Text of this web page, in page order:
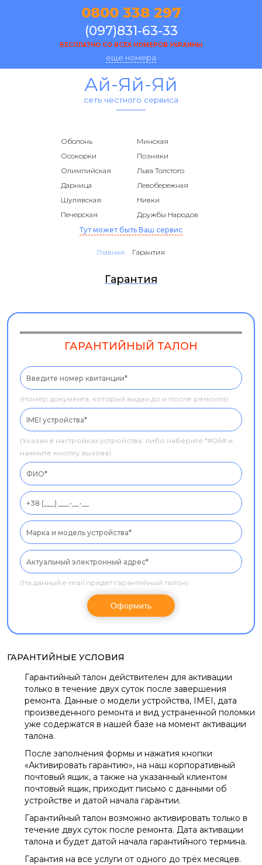
0800 338 297
(097)831-63-33
БЕСПЛАТНО СО ВСЕХ НОМЕРОВ УКРАИНЫ
еще номера
Ай-Яй-Яй
сеть честного сервиса
Оболонь
Минская
Осокорки
Позняки
Олимпийская
Льва Толстого
Дарница
Левобережная
Шулявская
Нивки
Печерская
Дружбы Народов
Тут может быть Ваш сервис
Главная Гарантия
Гарантия
ГАРАНТИЙНЫЙ ТАЛОН
(Номер документа, который выдан до и после ремонта)
(Указан в настройках устройства, либо наберите *#06# и
нажмите кнопку вызова)
(На данный e-mail придет гарантийный талон)
ГАРАНТИЙНЫЕ УСЛОВИЯ
Гарантийный талон действителен для активации
только в течение двух суток после завершения
ремонта. Данные о модели устройства, IMEI, дата
произведенного ремонта и вид устраненной поломки
уже содержатся в нашей базе на момент активации
талона.
После заполнения формы и нажатия кнопки
«Активировать гарантию», на наш корпоративный
почтовый ящик, а также на указанный клиентом
почтовый ящик, приходит письмо с данными об
устройстве и датой начала гарантии.
Гарантийный талон возможно активировать только в
течение двух суток после ремонта. Дата активации
талона и будет датой начала гарантийного термина.
Гарантия на все услуги от одного до трёх месяцев.